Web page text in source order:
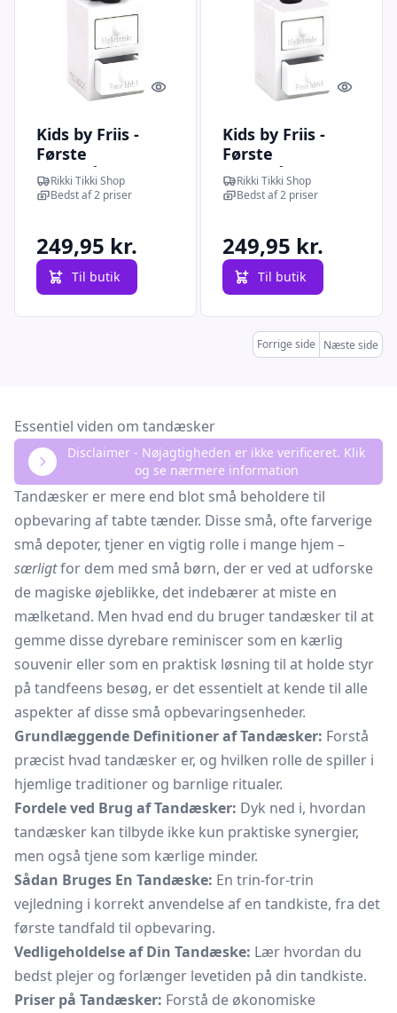
Quick look
Kids by Friis -
Første
tand/hårlok,
vædderen
Rikki Tikki Shop
Bedst af 2 priser
249,95 kr.
Til butik
Quick
Kids by Friis -
Første
tand/hårlok,
skorpionen
Rikki Tikki Shop
Bedst af 2 priser
249,95 kr.
Til butik
Forrige side Næste side
Essentiel viden om tandæsker
Disclaimer - Nøjagtigheden er ikke verificeret. Klik
og se nærmere information
Tandæsker er mere end blot små beholdere til
opbevaring af tabte tænder. Disse små, ofte farverige
små depoter, tjener en vigtig rolle i mange hjem –
særligtfor dem med små børn, der er ved at udforske
de magiske øjeblikke, det indebærer at miste en
mælketand. Men hvad end du bruger tandæsker til at
gemme disse dyrebare reminiscer som en kærlig
souvenir eller som en praktisk løsning til at holde styr
på tandfeens besøg, er det essentielt at kende til alle
aspekter af disse små opbevaringsenheder.
Grundlæggende Definitioner af Tandæsker: Forstå
præcist hvad tandæsker er, og hvilken rolle de spiller i
hjemlige traditioner og barnlige ritualer.
Fordele ved Brug af Tandæsker: Dyk ned i, hvordan
tandæsker kan tilbyde ikke kun praktiske synergier,
men også tjene som kærlige minder.
Sådan Bruges En Tandæske: En trin-for-trin
vejledning i korrekt anvendelse af en tandkiste, fra det
første tandfald til opbevaring.
Vedligeholdelse af Din Tandæske: Lær hvordan du
bedst plejer og forlænger levetiden på din tandkiste.
Priser på Tandæsker: Forstå de økonomiske